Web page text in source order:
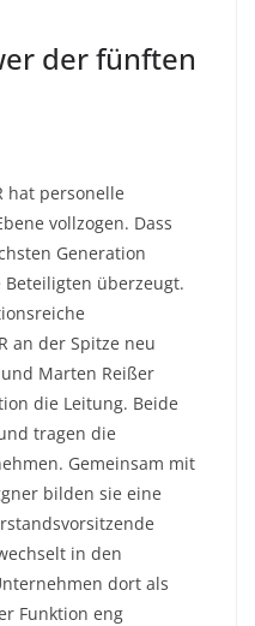
der fünften
hat personelle
vollzogen. Dass
Generation
überzeugt.
an der Spitze neu
Marten Reißer
die Leitung. Beide
tragen die
Gemeinsam mit
bilden sie eine
in den
dort als
Funktion eng